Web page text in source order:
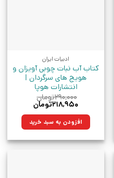
ادبیات ایران
کتاب آب نبات چوبی آویزان و
هویج های سرگردان |
انتشارات هوپا
۲۹۰,۰۰۰تومان
قیمت
۲۹۰,۰۰۰تومان
بود.
۲۱۸,۹۵۰تومان
۲۱۸,۹۵۰تومان.افزودن به سبد خرید